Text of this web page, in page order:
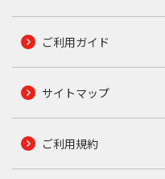
ご利用ガイド
サイトマップ
ご利用規約